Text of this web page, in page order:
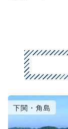
下関・角島